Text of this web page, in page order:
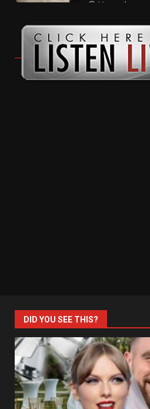
11 months ago
DID YOU SEE THIS?